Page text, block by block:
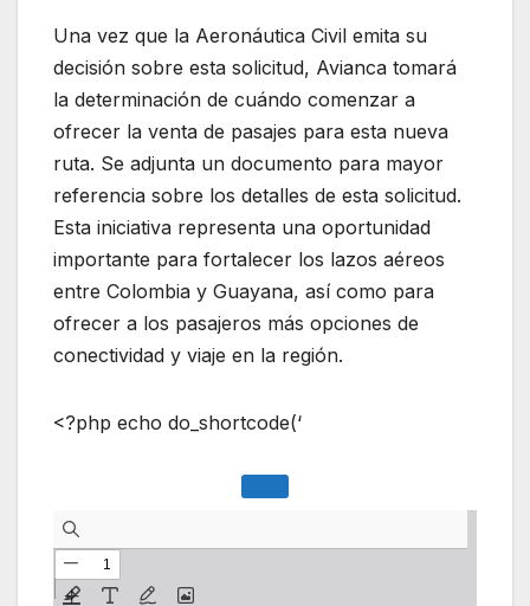
Una vez que la Aeronáutica Civil emita su
decisión sobre esta solicitud, Avianca tomará
la determinación de cuándo comenzar a
ofrecer la venta de pasajes para esta nueva
ruta. Se adjunta un documento para mayor
referencia sobre los detalles de esta solicitud.
Esta iniciativa representa una oportunidad
importante para fortalecer los lazos aéreos
entre Colombia y Guayana, así como para
ofrecer a los pasajeros más opciones de
conectividad y viaje en la región.
<?php echo do_shortcode(‘